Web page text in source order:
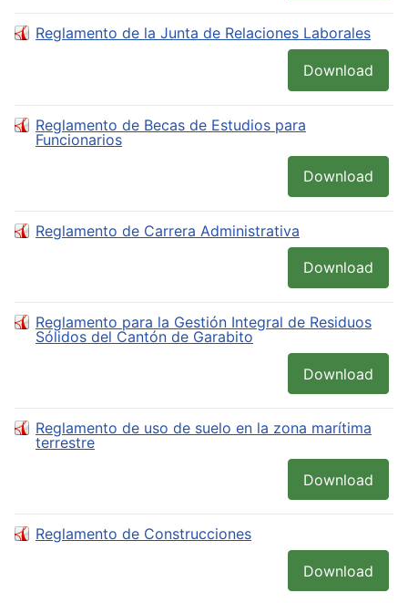
Reglamento de la Junta de Relaciones Laborales
Download
Reglamento de Becas de Estudios para
Funcionarios
Download
Reglamento de Carrera Administrativa
Download
Reglamento para la Gestión Integral de Residuos
Sólidos del Cantón de Garabito
Download
Reglamento de uso de suelo en la zona marítima
terrestre
Download
Reglamento de Construcciones
Download